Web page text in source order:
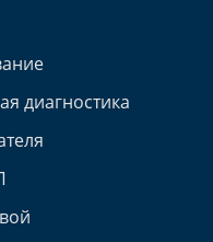
диагностика